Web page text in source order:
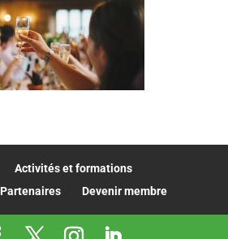
Activités et formations
Partenaires Devenir membre